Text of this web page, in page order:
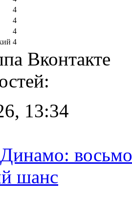
4
4
4
4
Вконтакте
13:34
шанс